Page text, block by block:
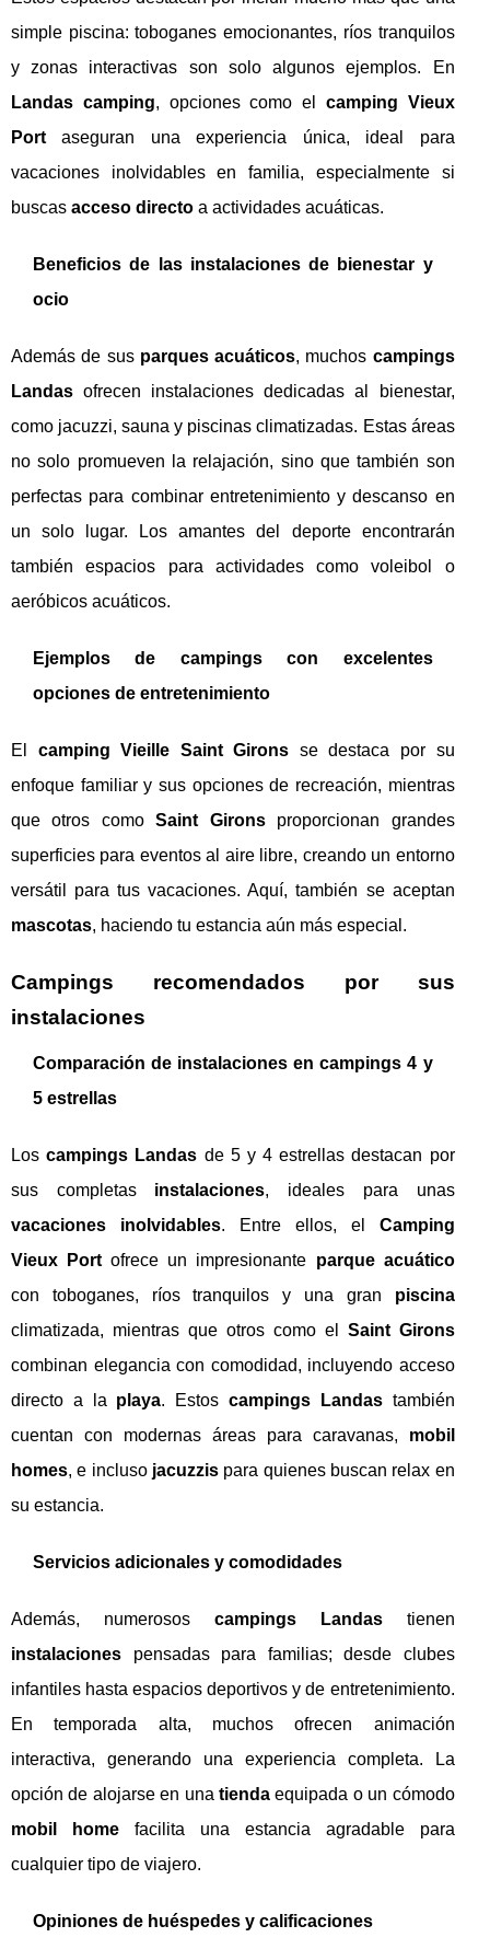
simple piscina: toboganes emocionantes, ríos tranquilos
y zonas interactivas son solo algunos ejemplos. En
Landas camping, opciones como el camping Vieux
Port aseguran una experiencia única, ideal para
vacaciones inolvidables en familia, especialmente si
buscas acceso directo a actividades acuáticas.
Beneficios de las instalaciones de bienestar y
ocio
Además de sus parques acuáticos, muchos campings
Landas ofrecen instalaciones dedicadas al bienestar,
como jacuzzi, sauna y piscinas climatizadas. Estas áreas
no solo promueven la relajación, sino que también son
perfectas para combinar entretenimiento y descanso en
un solo lugar. Los amantes del deporte encontrarán
también espacios para actividades como voleibol o
aeróbicos acuáticos.
Ejemplos de campings con excelentes
opciones de entretenimiento
El camping Vieille Saint Girons se destaca por su
enfoque familiar y sus opciones de recreación, mientras
que otros comoSaint Gironsproporcionan grandes
superficies para eventos al aire libre, creando un entorno
versátil para tus vacaciones. Aquí, también se aceptan
mascotas, haciendo tu estancia aún más especial.
Campings recomendados por sus
instalaciones
Comparación de instalaciones en campings 4 y
5 estrellas
Loscampings Landas de 5 y 4 estrellas destacan por
sus completas instalaciones, ideales para unas
vacaciones inolvidables. Entre ellos, el Camping
Vieux Port ofrece un impresionante parque acuático
con toboganes, ríos tranquilos y una gran piscina
climatizada, mientras que otros como el Saint Girons
combinan elegancia con comodidad, incluyendo acceso
directo a la playa. Estoscampings Landastambién
cuentan con modernas áreas para caravanas, mobil
homes, e incluso jacuzzispara quienes buscan relax en
su estancia.
Servicios adicionales y comodidades
Además, numerosos campings Landastienen
instalaciones pensadas para familias; desde clubes
infantiles hasta espacios deportivos y de entretenimiento.
En temporada alta, muchos ofrecen animación
interactiva, generando una experiencia completa. La
opción de alojarse en una tienda equipada o un cómodo
mobil homefacilita una estancia agradable para
cualquier tipo de viajero.
Opiniones de huéspedes y calificaciones